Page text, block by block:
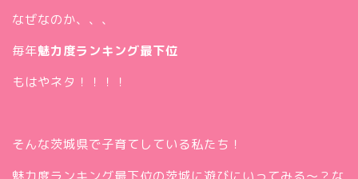
なぜなのか、、、
毎年魅力度ランキング最下位
もはやネタ！！！！
そんな茨城県で子育てしている私たち！